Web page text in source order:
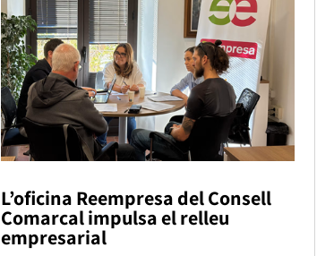
L’oficina Reempresa del Consell
Comarcal impulsa el relleu
empresarial